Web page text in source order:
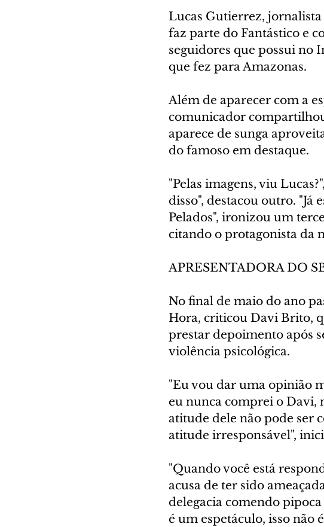
Lucas Gutierrez, jornalista
faz parte do Fantástico e
seguidores que possui no
que fez para Amazonas.
Além de aparecer com a
comunicador
aparece de sunga
do famoso em destaque.
"Pelas imagens, viu
disso", destacou outro.
Pelados", ironizou um
citando o protagonista da
APRESENTADORA DO
No final de maio do ano
Hora, criticou Davi Brito,
prestar depoimento após
violência psicológica.
"Eu vou dar uma opinião
eu nunca comprei o Davi,
atitude dele não pode ser
atitude irresponsável",
"Quando você está
acusa de ter sido
delegacia comendo
é um espetáculo, isso não